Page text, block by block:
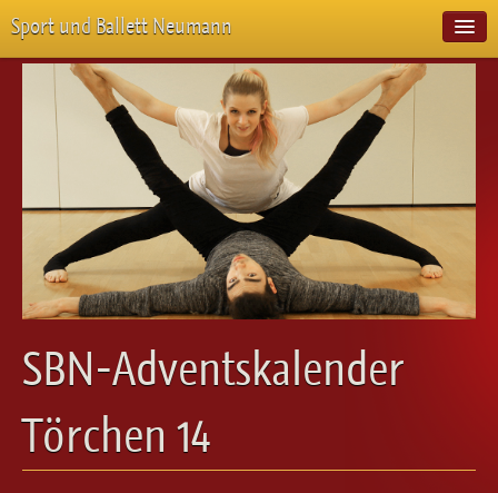
Sport und Ballett Neumann
Start
Neuigkeiten
Über Uns
Veranstaltungen
Emotion Pur
Meisterschaften
Projekte
Vorstellungen
Workshops
Galerie
Balletteckchen
Kontakt
Videos
SBN-Adventskalender
Törchen 14